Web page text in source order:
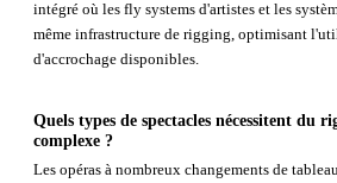
intégré où les fly systems d'artistes et les
même infrastructure de rigging, optimisant
d'accrochage disponibles.
Quels types de spectacles nécessitent du
complexe ?
Les opéras à nombreux changements de